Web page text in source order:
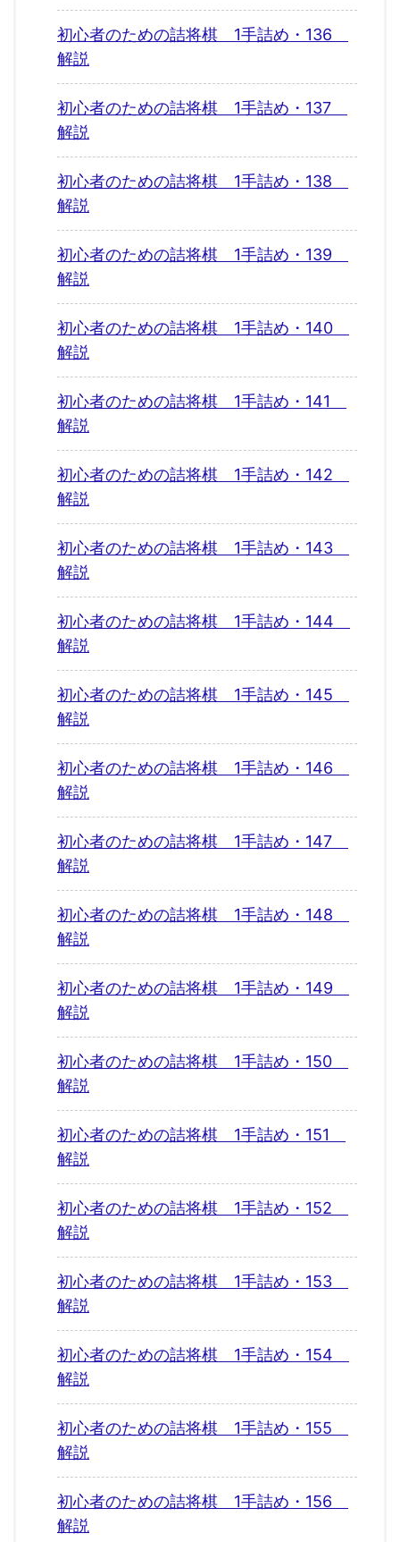
初心者のための詰将棋 1手詰め・136
解説
初心者のための詰将棋 1手詰め・137
解説
初心者のための詰将棋 1手詰め・138
解説
初心者のための詰将棋 1手詰め・139
解説
初心者のための詰将棋 1手詰め・140
解説
初心者のための詰将棋 1手詰め・141
解説
初心者のための詰将棋 1手詰め・142
解説
初心者のための詰将棋 1手詰め・143
解説
初心者のための詰将棋 1手詰め・144
解説
初心者のための詰将棋 1手詰め・145
解説
初心者のための詰将棋 1手詰め・146
解説
初心者のための詰将棋 1手詰め・147
解説
初心者のための詰将棋 1手詰め・148
解説
初心者のための詰将棋 1手詰め・149
解説
初心者のための詰将棋 1手詰め・150
解説
初心者のための詰将棋 1手詰め・151
解説
初心者のための詰将棋 1手詰め・152
解説
初心者のための詰将棋 1手詰め・153
解説
初心者のための詰将棋 1手詰め・154
解説
初心者のための詰将棋 1手詰め・155
解説
初心者のための詰将棋 1手詰め・156
解説